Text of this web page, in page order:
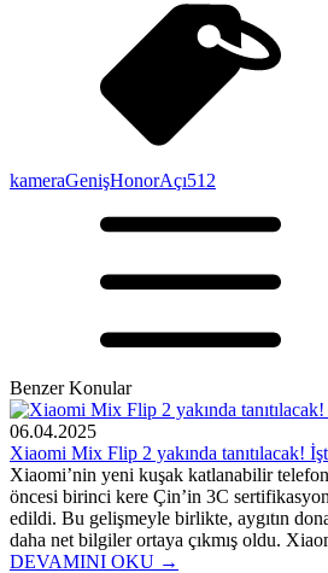
kameraGenişHonorAçı512
Benzer Konular
06.04.2025
Xiaomi Mix Flip 2 yakında tanıtılacak!
Xiaomi’nin yeni kuşak katlanabilir
öncesi birinci kere Çin’in 3C
edildi. Bu gelişmeyle birlikte, aygıtın
daha net bilgiler ortaya çıkmış oldu.
DEVAMINI OKU →